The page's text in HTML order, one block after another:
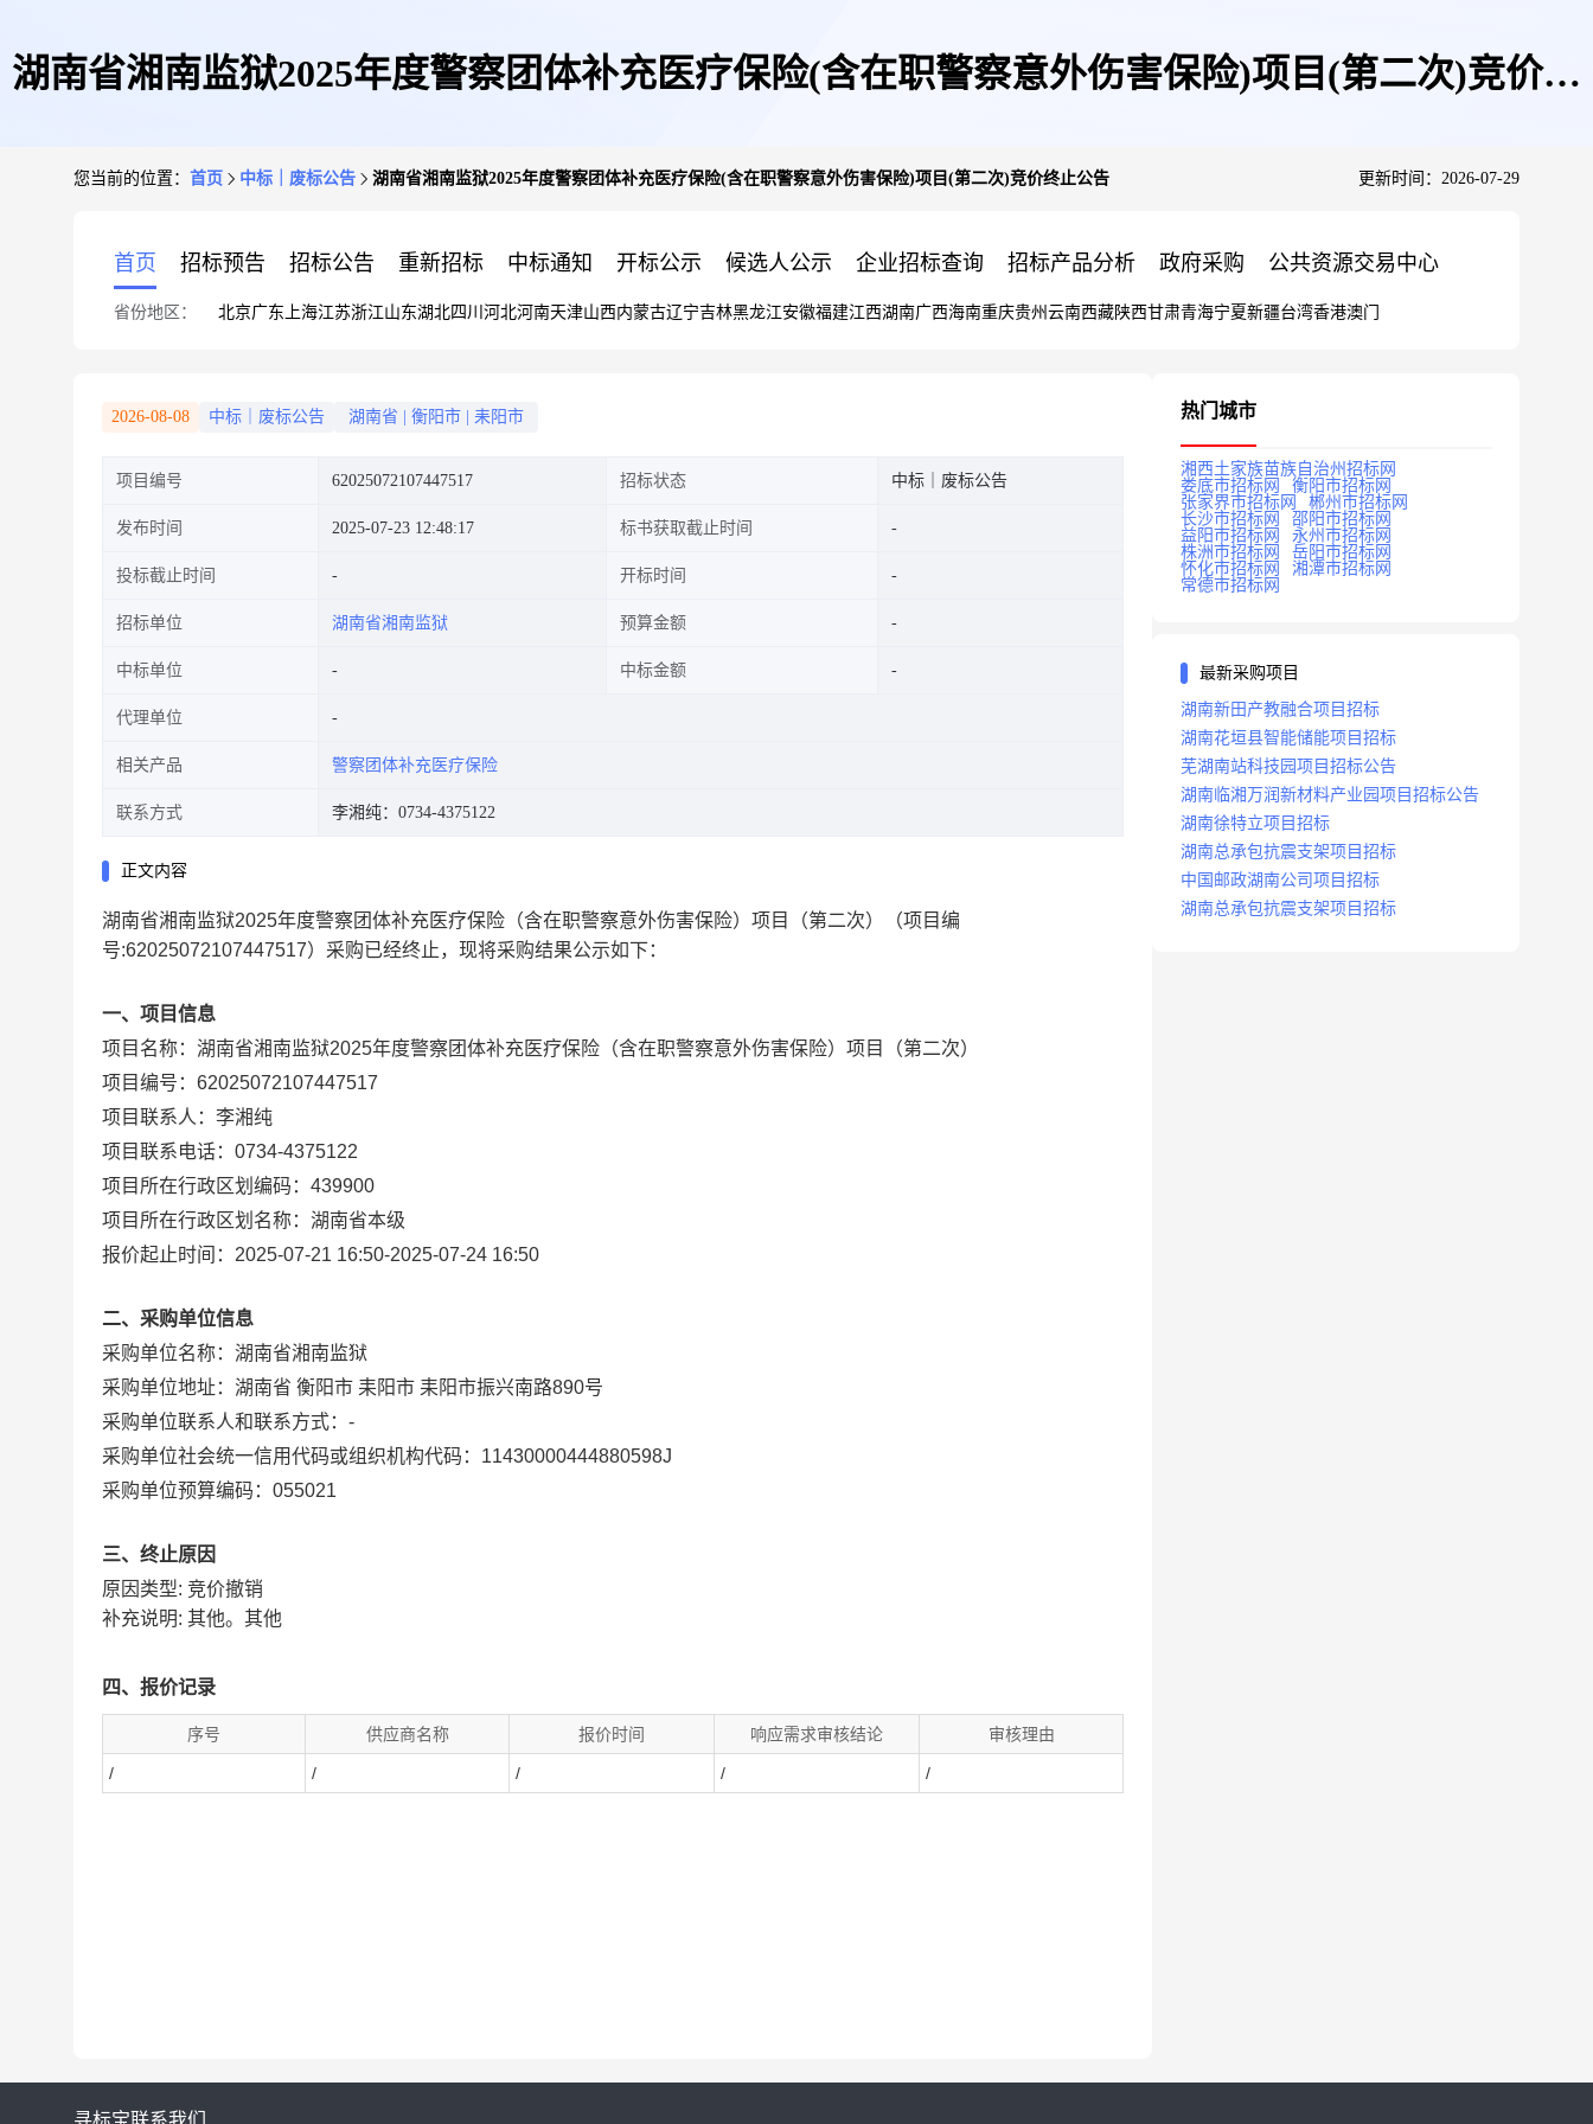
湖南省湘南监狱2025年度警察团体补充医疗保险(含在职警察意外伤害保险)项目(第二次)竞价终
您当前的位置： 首页 中标｜废标公告 湖南省湘南监狱2025年度警察团体补充医疗保险(含在职警察意外伤害保险)项目(第二次)竞价终止公告 更新时间：2026-07-29
首页 招标预告 招标公告 重新招标 中标通知 开标公示 候选人公示 企业招标查询 招标产品分析 政府采购 公共资源交易中心
省份地区： 北京广东 上海江苏浙江山东湖北四川 河北河南天津山西内蒙古辽宁吉林黑龙江安徽福建江西湖南广西海南重庆贵州 云南西藏陕西甘肃青海宁夏新疆台湾香港澳门
2026-08-08 中标｜废标公告 湖南省 衡阳市 耒阳市
项目编号 62025072107447517 招标状态 中标｜废标公告
发布时间 2025-07-23 12:48:17 标书获取截止时间
投标截止时间 开标时间
招标单位 湖南省湘南监狱 预算金额
中标单位 中标金额
代理单位
相关产品 警察团体补充医疗保险
联系方式 李湘纯：0734-4375122
正文内容
湖南省湘南监狱2025年度警察团体补充医疗保险（含在职警察意外伤害保险）项目（第二次）
（项目编
号:62025072107447517）采购已经终止，现将采购结果公示如下：
一、项目信息
项目名称： 湖南省湘南监狱2025年度警察团体补充医疗保险（含在职警察意外伤害保险）项目（第二次）
项目编号： 62025072107447517
项目联系人： 李湘纯
项目联系电话： 0734-4375122
项目所在行政区划编码： 439900
项目所在行政区划名称： 湖南省本级
报价起止时间： 2025-07-21 16:50-2025-07-24 16:50
二、采购单位信息
采购单位名称： 湖南省湘南监狱
采购单位地址： 湖南省 衡阳市 耒阳市 耒阳市振兴南路890号
采购单位联系人和联系方式： -
采购单位社会统一信用代码或组织机构代码： 11430000444880598J
采购单位预算编码： 055021
三、终止原因
原因类型: 竞价撤销
补充说明: 其他。其他
四、报价记录
序号 供应商名称 报价时间 响应需求审核结论 审核理由
/ / / / /
热门城市
湘西土家族苗族自治州招标网
娄底市招标网
衡阳市招标网
张家界市招标网
郴州市招标网
长沙市招标网
邵阳市招标网
益阳市招标网
永州市招标网
株洲市招标网
岳阳市招标网
怀化市招标网
湘潭市招标网
常德市招标网
最新采购项目
湖南新田产教融合项目招标
湖南花垣县智能储能项目招标
芜湖南站科技园项目招标公告
湖南临湘万润新材料产业园项目招标公告
湖南徐特立项目招标
湖南总承包抗震支架项目招标
中国邮政湖南公司项目招标
湖南总承包抗震支架项目招标
寻标宝联系我们